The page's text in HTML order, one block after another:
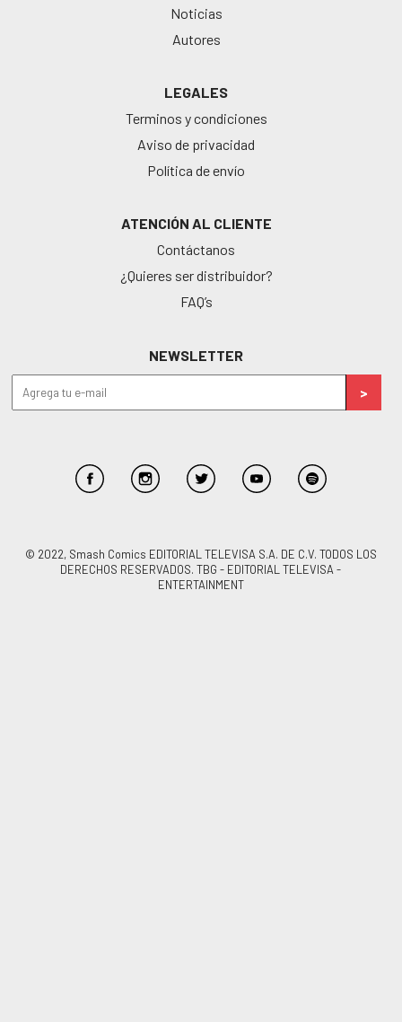
Noticias
Autores
LEGALES
Terminos y condiciones
Aviso de privacidad
Política de envío
ATENCIÓN AL CLIENTE
Contáctanos
¿Quieres ser distribuidor?
FAQ’s
NEWSLETTER
© 2022, Smash Comics EDITORIAL TELEVISA S.A. DE C.V. TODOS LOS
DERECHOS RESERVADOS. TBG - EDITORIAL TELEVISA -
ENTERTAINMENT